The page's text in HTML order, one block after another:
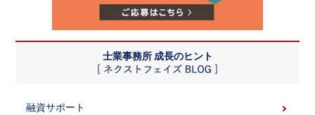
士業事務所 成長のヒント
融資サポート